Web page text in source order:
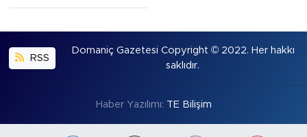
RSS
Domaniç Gazetesi Copyright © 2022. Her hakkı
saklıdır.
Haber Yazılımı: TE Bilişim